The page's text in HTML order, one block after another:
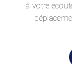
à votre